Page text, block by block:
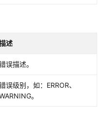
述
误描述。
误级别，如：ERROR、
。